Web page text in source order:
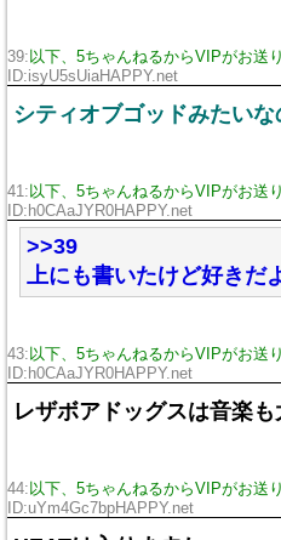
39: 以下、5ちゃんねるからVIPがお送
ID:isyU5sUiaHAPPY.net
シティオブゴッドみたいな
41: 以下、5ちゃんねるからVIPがお送
ID:h0CAaJYR0HAPPY.net
>>39
上にも書いたけど好きだ
43: 以下、5ちゃんねるからVIPがお送
ID:h0CAaJYR0HAPPY.net
レザボアドッグスは音楽
44: 以下、5ちゃんねるからVIPがお送
ID:uYm4Gc7bpHAPPY.net